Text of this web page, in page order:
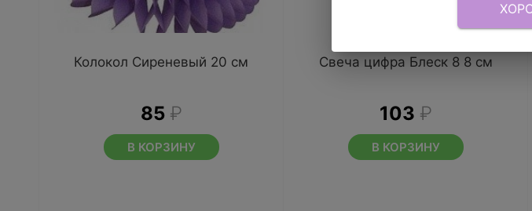
Колокол Сиреневый 20 см
85 ₽
В КОРЗИНУ
Свеча цифра Блеск 8 8 см
103 ₽
В КОРЗИНУ